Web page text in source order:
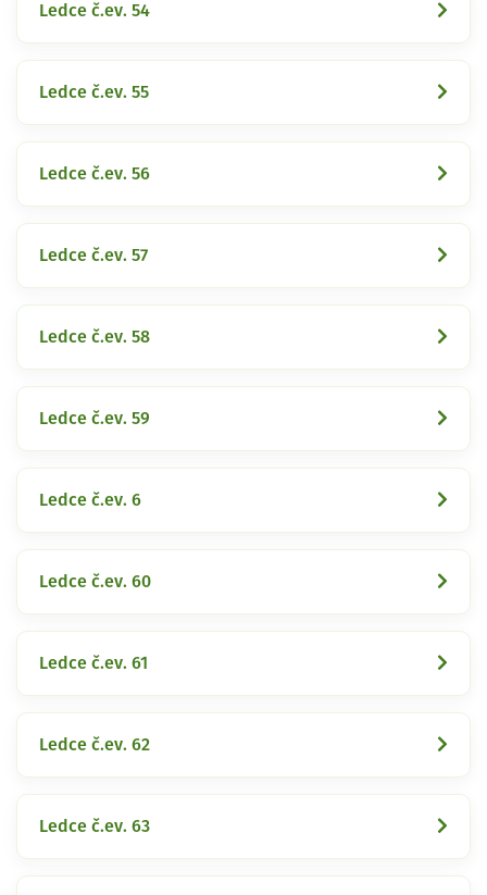
Ledce č.ev. 54
Ledce č.ev. 55
Ledce č.ev. 56
Ledce č.ev. 57
Ledce č.ev. 58
Ledce č.ev. 59
Ledce č.ev. 6
Ledce č.ev. 60
Ledce č.ev. 61
Ledce č.ev. 62
Ledce č.ev. 63